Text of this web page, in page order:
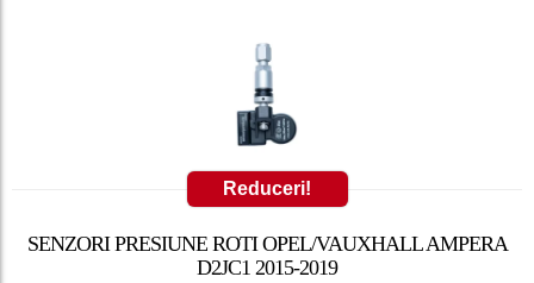
Reduceri!
SENZORI PRESIUNE ROTI OPEL/VAUXHALL AMPERA
D2JC1 2015-2019